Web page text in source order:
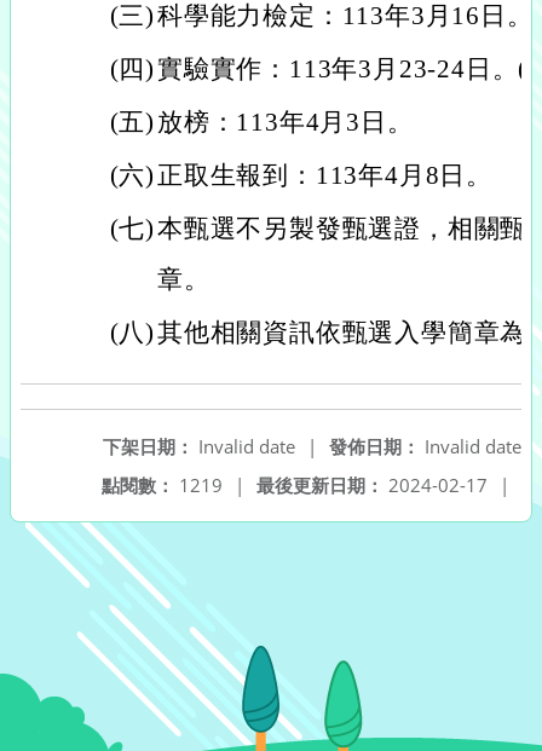
(三)科學能力檢定：113年3月16日。
(四)實驗實作：113年3月23-24日。(
(五) 放榜：113年4月3日。
(六) 正取生報到：113年4月8日。
(七)本甄選不另製發甄選證，相關甄
章。
(八)其他相關資訊依甄選入學簡章為
發佈日期： Invalid date
下架日期： Invalid date
|
最後更新日期： 2024-02-17 |
點閱數： 1219 |